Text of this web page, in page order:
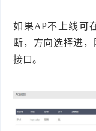
如果AP不上线可
断，方向选择进
接口。